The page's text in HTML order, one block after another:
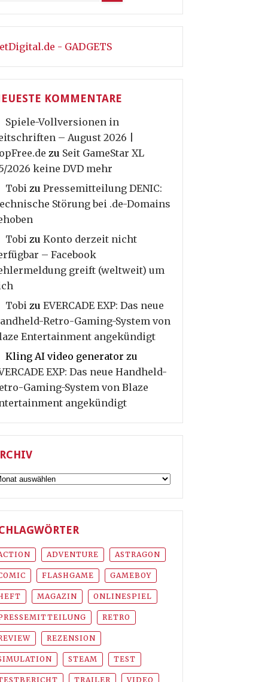
- GADGETS
KOMMENTARE
Spiele-Vollversionen in
– August 2026 |
zu Seit GameStar XL
2026 keine DVD mehr
Tobi zu Pressemitteilung DENIC:
Störung bei .de-Domains
Tobi zu Konto derzeit nicht
– Facebook
greift (weltweit) um
Tobi zu EVERCADE EXP: Das neue
Retro-Gaming-System von
Entertainment angekündigt
Kling AI video generator zu
EXP: Das neue Handheld-
Gaming-System von Blaze
angekündigt
ADVENTURE ASTRAGON
FLASHGAME GAMEBOY
MAGAZIN ONLINESPIEL
RETRO
REZENSION
STEAM TEST
TRAILER VIDEO